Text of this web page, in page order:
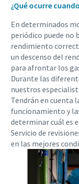
¿Qué ocurre
En determinados
periódico puede no
rendimiento
un descenso del
para afrontar los
Durante las
nuestros
Tendrán en cuenta
funcionamiento y
determinar cuál es
Servicio de
en las mejores